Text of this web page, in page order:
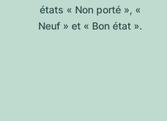
états « Non porté », «
Neuf » et « Bon état ».